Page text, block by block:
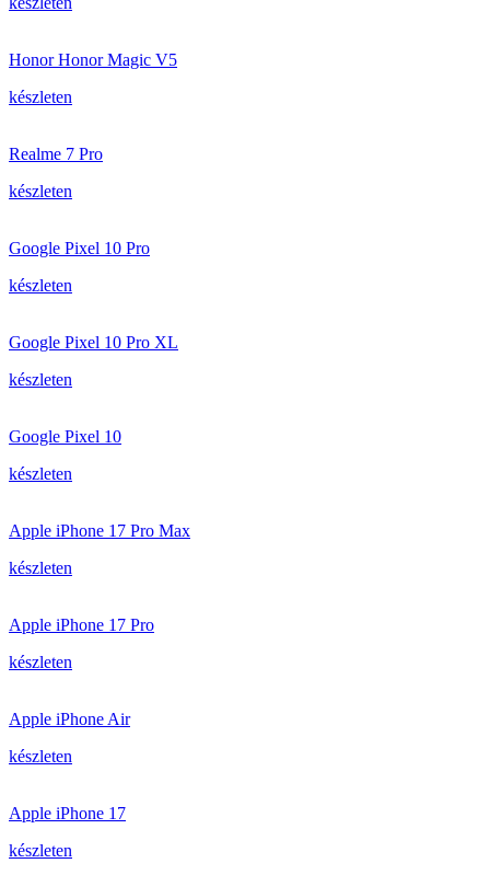
Honor Honor Magic V5
készleten
Realme 7 Pro
készleten
Google Pixel 10 Pro
készleten
Google Pixel 10 Pro XL
készleten
Google Pixel 10
készleten
Apple iPhone 17 Pro Max
készleten
Apple iPhone 17 Pro
készleten
Apple iPhone Air
készleten
Apple iPhone 17
készleten